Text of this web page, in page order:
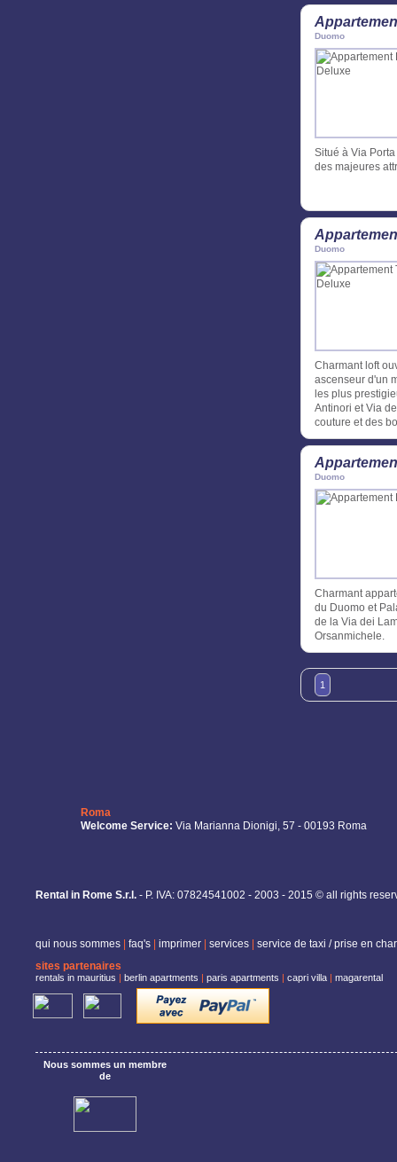
Duomo
Situé à Via
des majeures
Duomo
Charmant loft
ascenseur d'un
les plus
Antinori et Via
couture et des
Duomo
Charmant
du Duomo et
de la Via dei
Orsanmichele.
1
Roma
Welcome Service: Via Marianna Dionigi, 57 - 00193 Roma
Rental in Rome S.r.l. - P. IVA: 07824541002 - 2003 - 2015 © all rights
qui nous sommes faq's imprimer services
service de taxi / prise en
sites partenaires
rentals in mauritius | berlin apartments | paris apartments | capri villa | magarental
Nous sommes un membre
de